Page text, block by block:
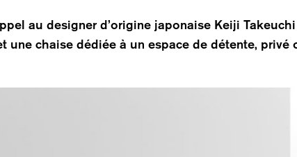
au designer d’origine japonaise Keiji
une chaise dédiée à un espace de détente, privé